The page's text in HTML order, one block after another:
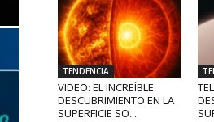
TENDENCIA
VIDEO: EL INCREÍBLE
DESCUBRIMIENTO EN LA
SUPERFICIE SO...